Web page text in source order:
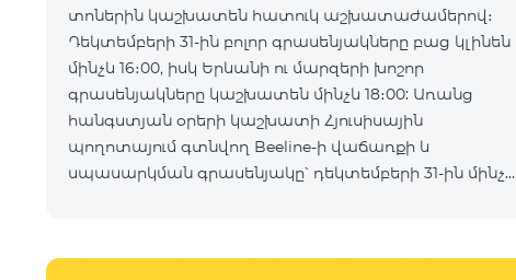
տոներին կաշխատեն հատուկ աշխատաժամերով։
Դեկտեմբերի 31-ին բոլոր գրասենյակները բաց կլինեն
մինչև 16։00, իսկ Երևանի ու մարզերի խոշոր
գրասենյակները կաշխատեն մինչև 18։00: Առանց
հանգստյան օրերի կաշխատի Հյուսիսային
պողոտայում գտնվող Beeline-ի վաճառքի և
սպասարկման գրասենյակը՝ դեկտեմբերի 31-ին մինչև